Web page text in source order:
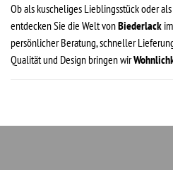
Ob als kuscheliges Lieblingsstück oder
entdecken Sie die Welt vonBiederlack im
persönlicher Beratung, schneller
Qualität und Design bringen wir